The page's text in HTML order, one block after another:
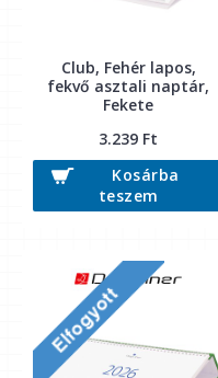
Club, Fehér lapos,
fekvő asztali naptár,
Fekete
3.239 Ft
Kosárba
teszem